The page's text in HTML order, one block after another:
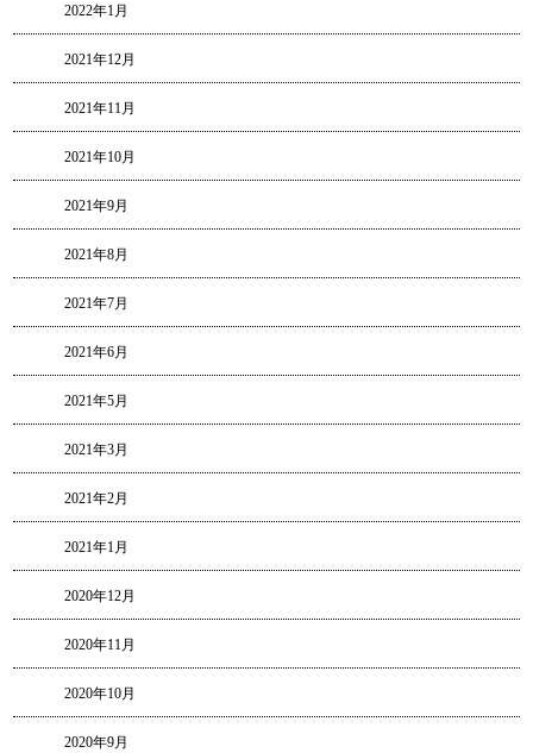
2022年1月
2021年12月
2021年11月
2021年10月
2021年9月
2021年8月
2021年7月
2021年6月
2021年5月
2021年3月
2021年2月
2021年1月
2020年12月
2020年11月
2020年10月
2020年9月